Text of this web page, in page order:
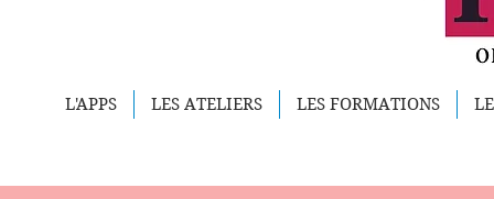
L'APPS LES ATELIERS LES FORMATIONS